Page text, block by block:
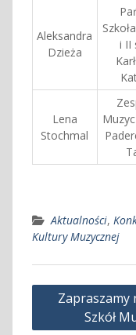
Aleksandra
Dzieża
i II
Lena
Stochmal
Aktualności,
Kultury Muzycznej
Nawigacja
wpisu
Zapraszamy
Szkół